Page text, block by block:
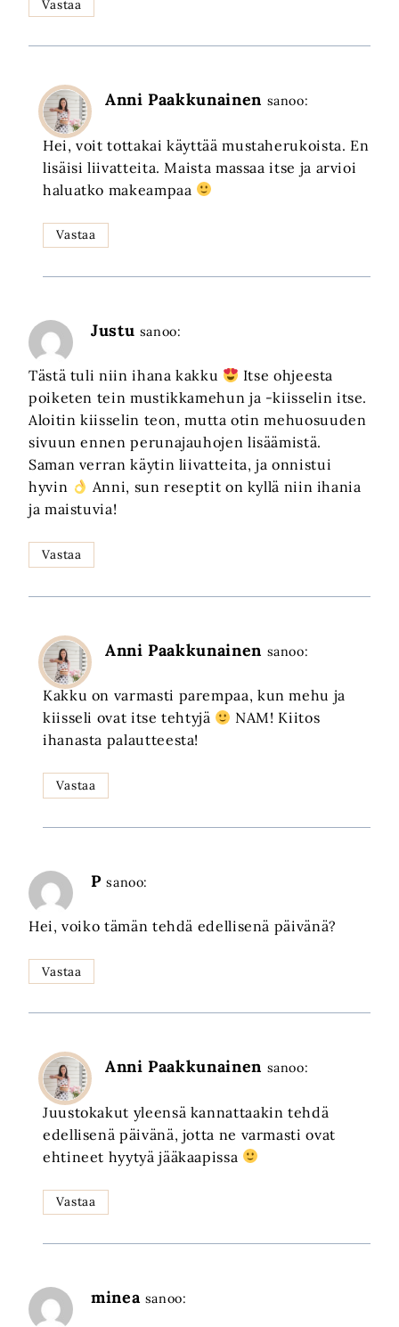
Vastaa
Anni Paakkunainen sanoo:
Hei, voit tottakai käyttää mustaherukoista. En
lisäisi liivatteita. Maista massaa itse ja arvioi
haluatko makeampaa
Vastaa
Justu sanoo:
Tästä tuli niin ihana kakku
Itse ohjeesta
poiketen tein mustikkamehun ja -kiisselin itse.
Aloitin kiisselin teon, mutta otin mehuosuuden
sivuun ennen perunajauhojen lisäämistä.
Saman verran käytin liivatteita, ja onnistui
hyvin
Anni, sun reseptit on kyllä niin ihania
ja maistuvia!
Vastaa
Anni Paakkunainen sanoo:
Kakku on varmasti parempaa, kun mehu ja
kiisseli ovat itse tehtyjä
NAM! Kiitos
ihanasta palautteesta!
Vastaa
P sanoo:
Hei, voiko tämän tehdä edellisenä päivänä?
Vastaa
Anni Paakkunainen sanoo:
Juustokakut yleensä kannattaakin tehdä
edellisenä päivänä, jotta ne varmasti ovat
ehtineet hyytyä jääkaapissa
Vastaa
minea sanoo: